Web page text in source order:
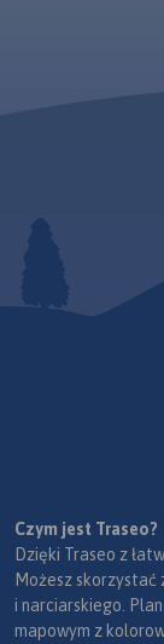
Czym jest Traseo?
Dzięki Traseo z
Możesz
i narciarskiego.
mapowym z